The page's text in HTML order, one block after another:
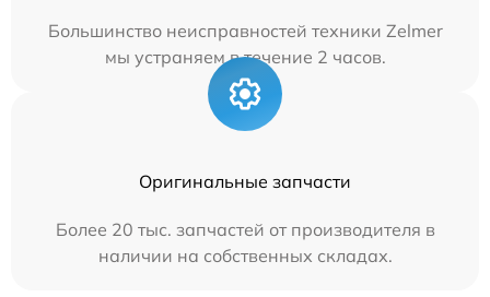
Большинство неисправностей техники Zelmer
мы устраняем в течение 2 часов.
Оригинальные запчасти
Более 20 тыс. запчастей от производителя в
наличии на собственных складах.